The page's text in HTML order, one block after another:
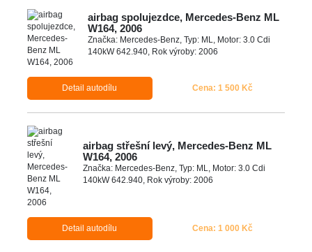
airbag spolujezdce, Mercedes-Benz ML
W164, 2006
Značka: Mercedes-Benz, Typ: ML, Motor: 3.0 Cdi
140kW 642.940, Rok výroby: 2006
Detail autodílu Cena: 1 500 Kč
airbag střešní levý, Mercedes-Benz ML
W164, 2006
Značka: Mercedes-Benz, Typ: ML, Motor: 3.0 Cdi
140kW 642.940, Rok výroby: 2006
Detail autodílu Cena: 1 000 Kč